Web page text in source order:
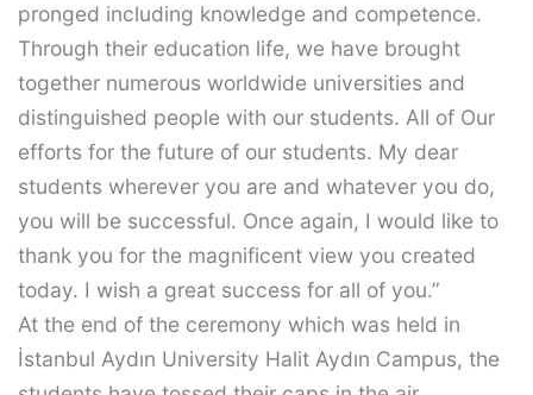
pronged including knowledge and competence.
Through their education life, we have brought
together numerous worldwide universities and
distinguished people with our students. All of Our
efforts for the future of our students. My dear
students wherever you are and whatever you do,
you will be successful. Once again, I would like to
thank you for the magnificent view you created
today. I wish a great success for all of you.”
At the end of the ceremony which was held in
İstanbul Aydın University Halit Aydın Campus, the